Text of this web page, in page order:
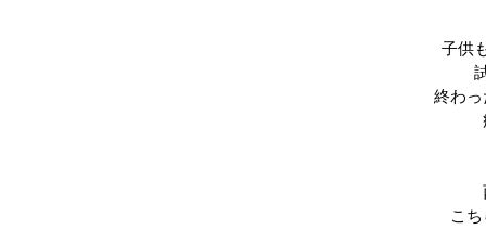
子供
終わ
こ